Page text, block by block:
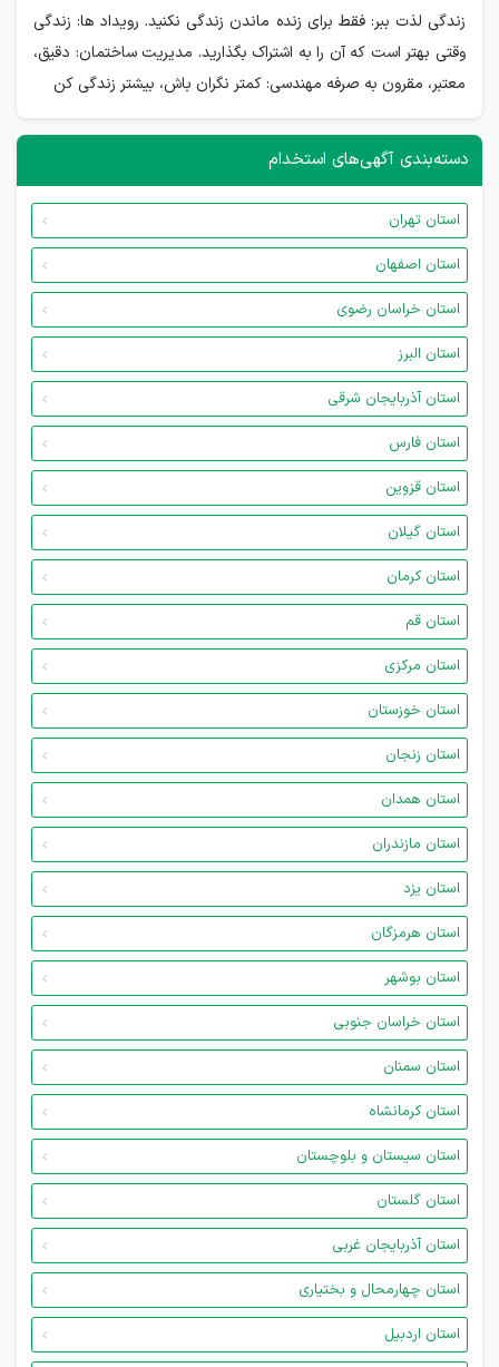
زندگی لذت ببر: فقط برای زنده ماندن زندگی نکنید. رویداد ها: زندگی
وقتی بهتر است که آن را به اشتراک بگذارید. مدیریت ساختمان: دقیق،
معتبر، مقرون به صرفه مهندسی: کمتر نگران باش، بیشتر زندگی کن
دسته‌بندی آگهی‌های استخدام
استان تهران
استان اصفهان
استان خراسان رضوی
استان البرز
استان آذربایجان شرقی
استان فارس
استان قزوین
استان گیلان
استان کرمان
استان قم
استان مرکزی
استان خوزستان
استان زنجان
استان همدان
استان مازندران
استان یزد
استان هرمزگان
استان بوشهر
استان خراسان جنوبی
استان سمنان
استان کرمانشاه
استان سیستان و بلوچستان
استان گلستان
استان آذربایجان غربی
استان چهارمحال و بختیاری
استان اردبیل